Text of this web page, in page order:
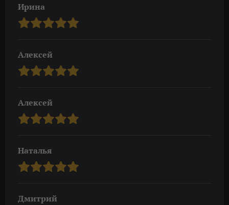
Ирина
Алексей
Алексей
Наталья
Дмитрий